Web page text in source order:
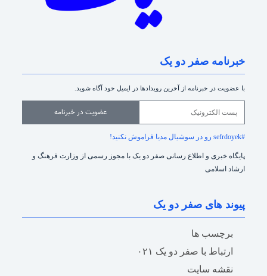
خبرنامه صفر دو یک
با عضویت در خبرنامه از آخرین رویدادها در ایمیل خود آگاه شوید.
عضویت در خبرنامه
#sefrdoyek رو در سوشیال مدیا فراموش نکنید!
پایگاه خبری و اطلاع رسانی صفر دو یک با مجوز رسمی از وزارت فرهنگ و
ارشاد اسلامی
پیوند های صفر دو یک
برچسب ها
ارتباط با صفر دو یک ۰۲۱
نقشه سایت